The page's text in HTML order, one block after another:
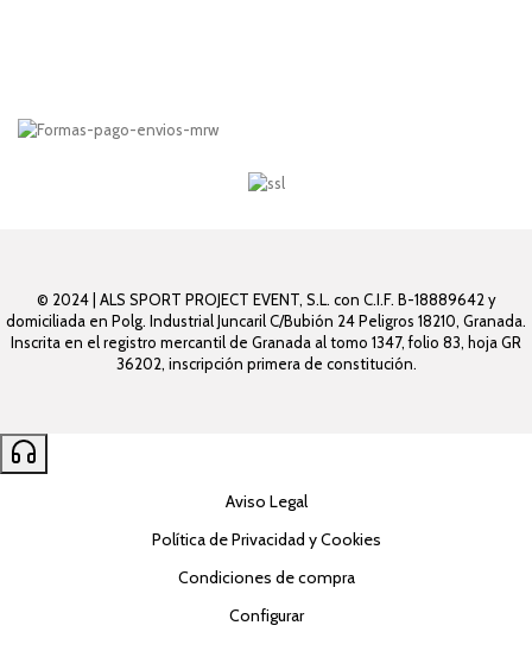
© 2024 | ALS SPORT PROJECT EVENT, S.L. con C.I.F. B-18889642 y
domiciliada en Polg. Industrial Juncaril C/Bubión 24 Peligros 18210, Granada.
Inscrita en el registro mercantil de Granada al tomo 1347, folio 83, hoja GR
36202, inscripción primera de constitución.
Aviso Legal
Política de Privacidad y Cookies
Condiciones de compra
Configurar